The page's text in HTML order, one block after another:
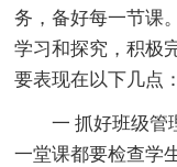
务，备好每一节课
学习和探究，积极
要表现在以下几点：
一 抓好班级管
一堂课都要检查学